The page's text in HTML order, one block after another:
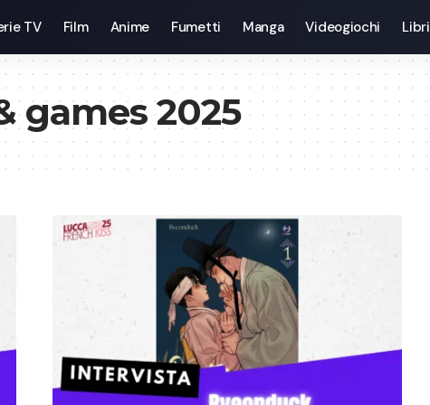
TV Film Anime Fumetti Manga Videogiochi Libri
games 2025